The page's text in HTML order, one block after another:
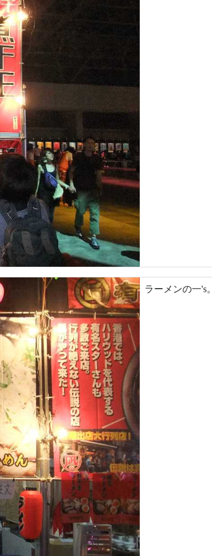
ラーメンの一's。